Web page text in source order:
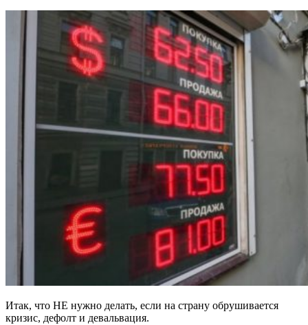
Итак, что НЕ нужно делать, если на страну обрушивается
кризис, дефолт и девальвация.